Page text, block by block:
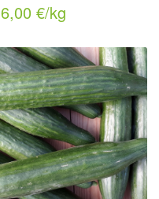
6,00 €/kg